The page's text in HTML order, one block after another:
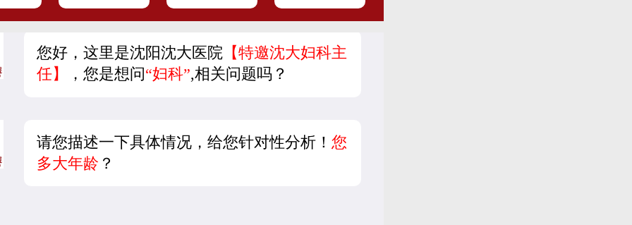
您好，这里是沈阳沈大医院【特邀沈大妇科主
任】
，您是想问“妇科”,相关问题吗？
请您描述一下具体情况，给您针对性分析！ 您
多大年龄 ？